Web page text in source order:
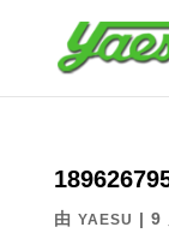
由 YAESU | 9